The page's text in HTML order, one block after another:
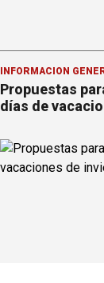
INFORMACION
Propuestas
días de